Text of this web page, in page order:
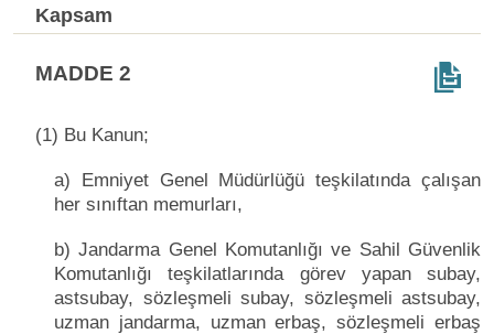
Kapsam
MADDE 2
(1) Bu Kanun;
a) Emniyet Genel Müdürlüğü teşkilatında çalışan
her sınıftan memurları,
b) Jandarma Genel Komutanlığı ve Sahil Güvenlik
Komutanlığı teşkilatlarında görev yapan subay,
astsubay, sözleşmeli subay, sözleşmeli astsubay,
uzman jandarma, uzman erbaş, sözleşmeli erbaş